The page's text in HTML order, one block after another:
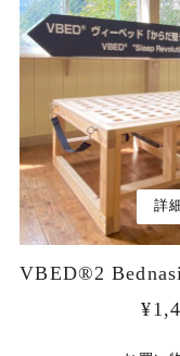
詳
VBED®︎2
¥